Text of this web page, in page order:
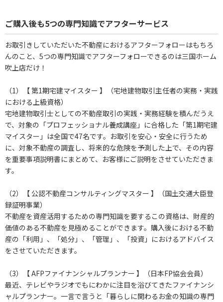
ご購入後も5つの専門知識でアフターサービス
お取引きしていただいた不動産におけるアフターフォローはもちろ
んのこと、5つの専門知識でアフターフォローできるのは三国ホーム
吹上店だけ！
（1）【 第1期宅建マイスター 】（宅地建物取引主任者の実務・実践
における上級資格）
宅地建物取引士としての不動産取引の実践・実務経験を積んだうえ
で、対象の「プロフェッショナル養成講座」に合格した「第1期宅建
マイスター」は全国で47名です。お取引を安心・安全に行うため
に、対象不動産の調査し、将来的な危険を予測した上で、その内容
を重要事項説明書にまとめて、お客様にご説明をさせていただきま
す。
（2）【 公認不動産コンサルティングマスター 】（国土交通大臣登
録証明事業）
不動産を資産活用するための専門知識を要するこの資格は、財産的
価値のある不動産を見極めることができます。購入後における不動
産の「利用」、「処分」、「管理」、「投資」におけるアドバイス
をさせていただきます。
（3）【 AFPファイナンシャルプランナー 】（日本FP協会会員）
最近、テレビやラジオでもにわかに注目を浴びてきたファイナンシ
ャルプランナー。一言で言うと「暮らしに関わるお金の知識の専門